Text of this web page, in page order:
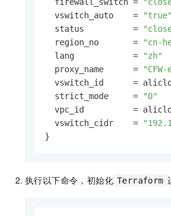
  vswitch_auto    =
"true"
  status          =
  region_no       =
"cn-
  lang            =
"zh"
  proxy_name      =
vswitch_id      =
  strict_mode     =
"0"
vpc_id          =
  vswitch_cidr    =
}
执行以下命令，初始化 Terraform